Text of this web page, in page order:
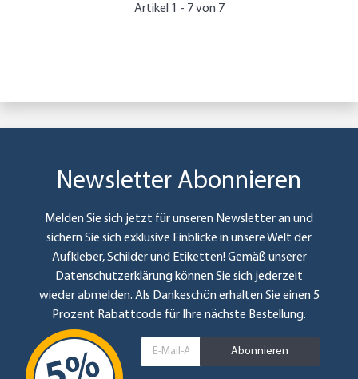
Artikel 1 - 7 von 7
Newsletter Abonnieren
Melden Sie sich jetzt für unseren Newsletter an und
sichern Sie sich exklusive Einblicke in unsere Welt der
Aufkleber, Schilder und Etiketten! Gemäß unserer
Datenschutzerklärung können Sie sich jederzeit
wieder abmelden. Als Dankeschön erhalten Sie einen 5
Prozent Rabattcode für Ihre nächste Bestellung.
Abonnieren